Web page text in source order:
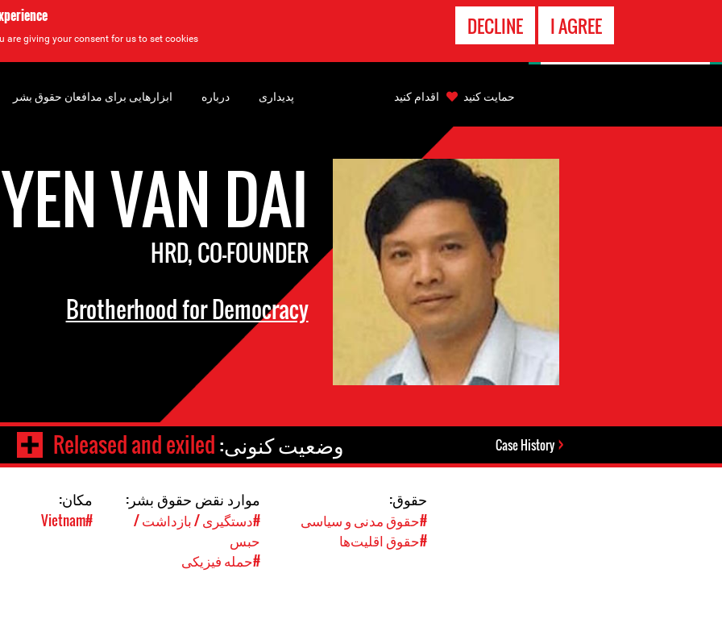
are giving your consent for us to set cookies. I AGREE
DECLINE
VAN DAI
HRD, CO-FOUNDER
Brotherhood for Democracy
Case History وضعیت کنونی:Released and exiled
حقوق:
#حقوق مدنی و سیاسی
#حقوق اقلیت‌ها
موارد نقض حقوق بشر:
#دستگیری / بازداشت /
حبس
#حمله فیزیکی
مکان:
#Vietnam
ابزارهایی برای مدافعان حقوق بشر درباره پدیداری حمایت کنید اقدام کنید
تماس
اضطراری